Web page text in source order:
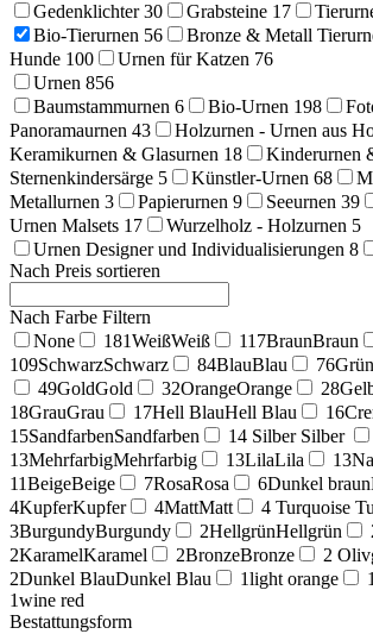
Gedenklichter30 Grabsteine 17
Bio-Tierurnen 56 Bronze & Metall
Hunde 100 Urnen für Katzen 76
Urnen 856
Baumstammurnen 6 Bio-Urnen 198
Panoramaurnen 43 Holzurnen - Urnen aus
Keramikurnen & Glasurnen 18
Kinderurnen
Sternenkindersärge 5 Künstler-Urnen 68
Metallurnen 3 Papierurnen 9 Seeurnen 39
Urnen Malsets 17 Wurzelholz - Holzurnen 5
Urnen Designer und Individualisierungen 8
Nach Preis sortieren
Nach Farbe Filtern
None
181WeißWeiß 117BraunBraun
109SchwarzSchwarz 84BlauBlau 76Grün
49GoldGold 32OrangeOrange 28
18GrauGrau 17Hell BlauHell Blau 16
15SandfarbenSandfarben 14 Silber Silber
13MehrfarbigMehrfarbig 13LilaLila 13
11BeigeBeige 7RosaRosa 6Dunkel braun
4KupferKupfer 4MattMatt 4 Turquoise
3BurgundyBurgundy 2HellgrünHellgrün
2KaramelKaramel 2BronzeBronze 2
2Dunkel BlauDunkel Blau 1light orange 1
1wine red
Bestattungsform